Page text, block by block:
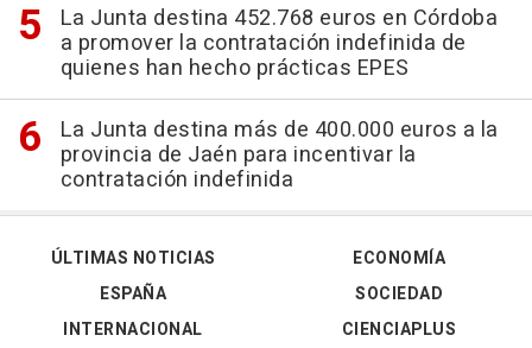
La Junta destina 452.768 euros en Córdoba
a promover la contratación indefinida de
quienes han hecho prácticas EPES
La Junta destina más de 400.000 euros a la
provincia de Jaén para incentivar la
contratación indefinida
ÚLTIMAS NOTICIAS
ESPAÑA
INTERNACIONAL
ECONOMÍA
SOCIEDAD
CIENCIAPLUS